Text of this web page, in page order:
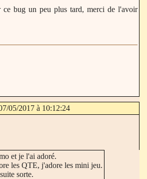
ce bug un peu plus tard, merci de l'avoir
05/2017 à 10:12:24
et je l'ai adoré.
les QTE, j'adore les mini jeu.
sorte.